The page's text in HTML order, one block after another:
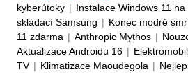
kyberútoky | Instalace Windows 11
skládací Samsung | Konec modré
11 zdarma | Anthropic Mythos |
Aktualizace Androidu 16 |
TV | Klimatizace Maoudegola |